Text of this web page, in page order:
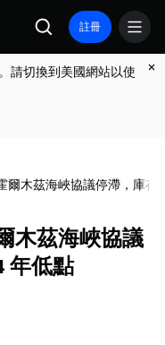
註冊
請切換到美國網站以使
爾木茲海峽協議停滯，庫存
木茲海峽協議
年低點